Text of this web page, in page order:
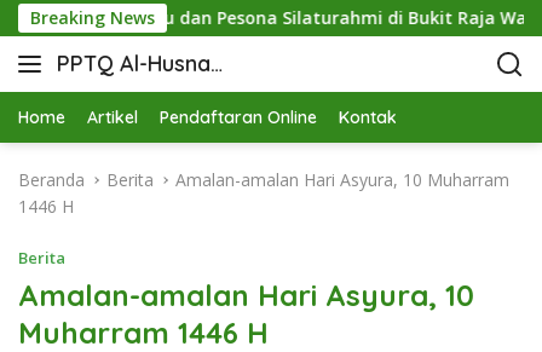
Breaking News
Pringsewu dan Pesona Silaturahmi di Bukit Raja Wali
PPTQ Al-Husna
Bukit Raja Wali
Home Artikel Pendaftaran Online Kontak
Beranda Berita
Amalan-amalan Hari Asyura, 10 Muharram
1446 H
Berita
Amalan-amalan Hari Asyura, 10
Muharram 1446 H